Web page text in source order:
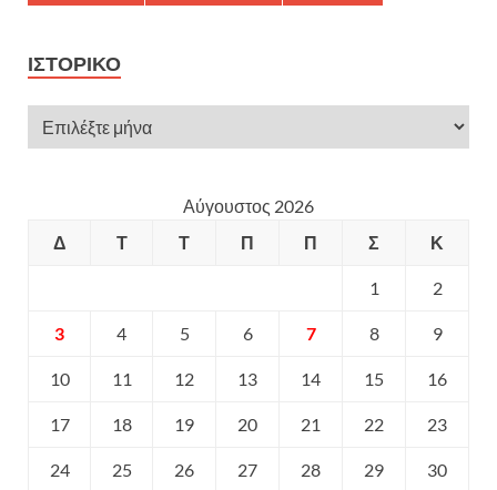
ΙΣΤΟΡΙΚΌ
Αύγουστος 2026
Δ
Τ Τ Π Π Σ Κ
1 2
3 4 5 6 7 8 9
10 11 12 13 14 15 16
17 18 19 20 21 22 23
24 25 26 27 28 29 30